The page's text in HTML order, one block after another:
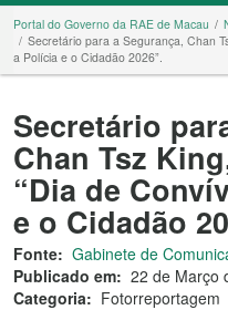
Portal do Governo da RAE de Macau
Secretário para a Segurança, Chan
a Polícia e o Cidadão 2026”.
Secretário
Chan Tsz
“Dia de
e o Cidadão
Fonte: Gabinete de
Publicado em: 22 de Março
Categoria: Fotorreportagem